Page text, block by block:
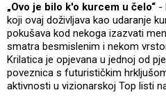
„Ovo je bilo k'o kurcem u čelo“ -
koji ovaj doživljava kao udaranje
pokušava kod nekoga izazvati
smatra besmislenim i nekom
Krilatica je opjevana u jednoj od
poveznica s futurističkim
aktivnosti u vizionarskoj Top listi